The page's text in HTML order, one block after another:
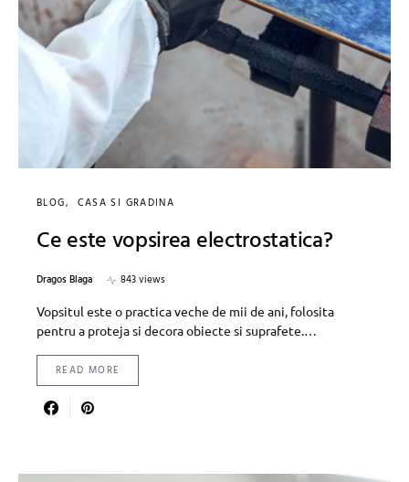
BLOG CASA SI GRADINA
Ce este vopsirea electrostatica?
Dragos Blaga
843 views
Vopsitul este o practica veche de mii de ani, folosita
pentru a proteja si decora obiecte si suprafete.…
READ MORE